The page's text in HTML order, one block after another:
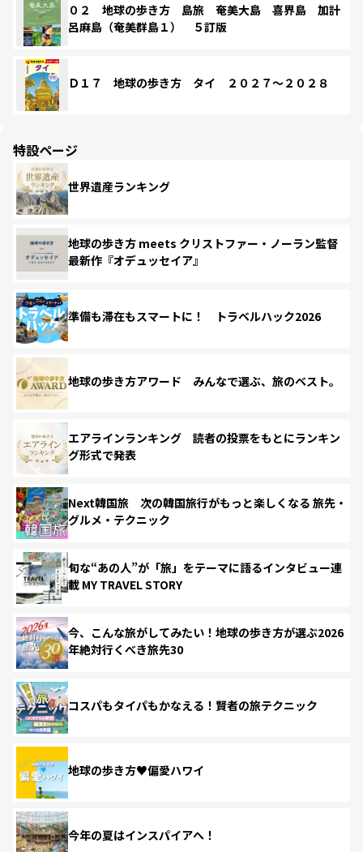
０２ 地球の歩き方 島旅 奄美大島 喜界島 加計
呂麻島（奄美群島１） ５訂版
Ｄ１７ 地球の歩き方 タイ ２０２７～２０２８
特設ページ
世界遺産ランキング
地球の歩き方 meets クリストファー・ノーラン監督
最新作『オデュッセイア』
準備も滞在もスマートに！ トラベルハック2026
地球の歩き方アワード みんなで選ぶ、旅のベスト。
エアラインランキング 読者の投票をもとにランキン
グ形式で発表
Next韓国旅 次の韓国旅行がもっと楽しくなる 旅先・
グルメ・テクニック
旬な“あの人”が「旅」をテーマに語るインタビュー連
載 MY TRAVEL STORY
今、こんな旅がしてみたい！地球の歩き方が選ぶ2026
年絶対行くべき旅先30
コスパもタイパもかなえる！賢者の旅テクニック
地球の歩き方♥偏愛ハワイ
今年の夏はインスパイアへ！